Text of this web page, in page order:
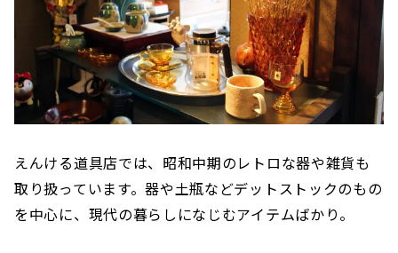
えんける道具店では、昭和中期のレトロな器や雑貨も
取り扱っています。器や土瓶などデットストックのもの
を中心に、現代の暮らしになじむアイテムばかり。